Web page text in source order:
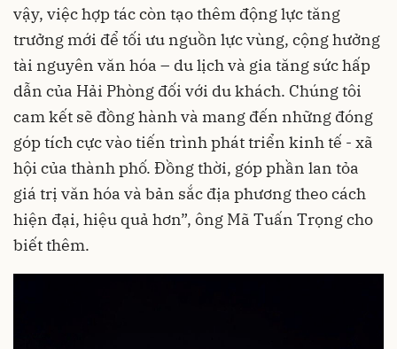
vậy, việc hợp tác còn tạo thêm động lực tăng
trưởng mới để tối ưu nguồn lực vùng, cộng hưởng
tài nguyên văn hóa – du lịch và gia tăng sức hấp
dẫn của Hải Phòng đối với du khách. Chúng tôi
cam kết sẽ đồng hành và mang đến những đóng
góp tích cực vào tiến trình phát triển kinh tế - xã
hội của thành phố. Đồng thời, góp phần lan tỏa
giá trị văn hóa và bản sắc địa phương theo cách
hiện đại, hiệu quả hơn”, ông Mã Tuấn Trọng cho
biết thêm.